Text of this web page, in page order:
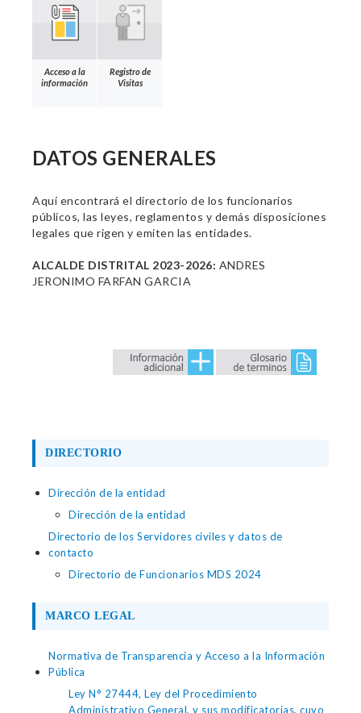
Acceso a la
información
Registro de
Visitas
DATOS GENERALES
Aquí encontrará el directorio de los funcionarios
públicos, las leyes, reglamentos y demás disposiciones
legales que rigen y emiten las entidades.
ALCALDE DISTRITAL 2023-2026: ANDRES
JERONIMO FARFAN GARCIA
DIRECTORIO
Dirección de la entidad
Dirección de la entidad
Directorio de los Servidores civiles y datos de
contacto
Directorio de Funcionarios MDS 2024
MARCO LEGAL
Normativa de Transparencia y Acceso a la Información
Pública
Ley N° 27444, Ley del Procedimiento
Administrativo General, y sus modificatorias, cuyo